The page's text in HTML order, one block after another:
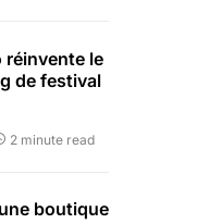
réinvente le
de festival
2 minute read
boutique